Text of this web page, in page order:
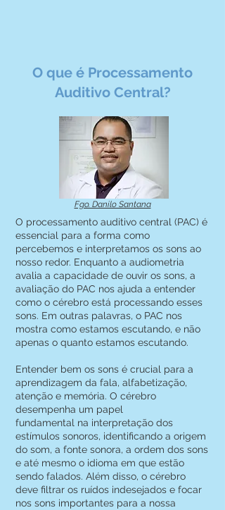
O que é Processamento
Auditivo Central?
Fgo. Danilo Santana
O processamento auditivo central (PAC) é
essencial para a forma como
percebemos e interpretamos os sons ao
nosso redor. Enquanto a audiometria
avalia a capacidade de ouvir os sons, a
avaliação do PAC nos ajuda a entender
como o cérebro está processando esses
sons. Em outras palavras, o PAC nos
mostra como estamos escutando, e não
apenas o quanto estamos escutando.
Entender bem os sons é crucial para a
aprendizagem da fala, alfabetização,
atenção e memória. O cérebro
desempenha um papel
fundamental na interpretação dos
estímulos sonoros, identificando a origem
do som, a fonte sonora, a ordem dos sons
e até mesmo o idioma em que estão
sendo falados. Além disso, o cérebro
deve filtrar os ruídos indesejados e focar
nos sons importantes para a nossa